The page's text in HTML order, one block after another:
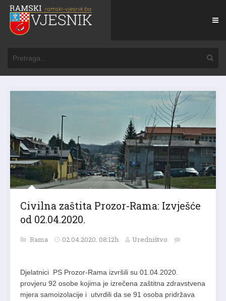
Civilna zaštita Prozor-Rama: Izvješće
od 02.04.2020.
Rama 02.04.2020. 08:12h Uredništvo
Djelatnici PS Prozor-Rama izvršili su 01.04.2020.
provjeru 92 osobe kojima je izrečena zaštitna zdravstvena
mjera samoizolacije i utvrdili da se 91 osoba pridržava